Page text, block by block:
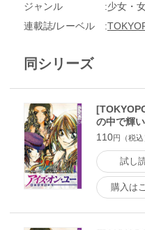
ジャンル
少女・
連載誌/レーベル
同シリーズ
の中で輝
110円（税込
試し
購入は